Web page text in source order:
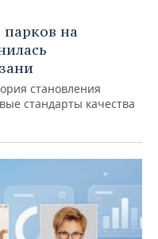
парков на
становления
стандарты качества